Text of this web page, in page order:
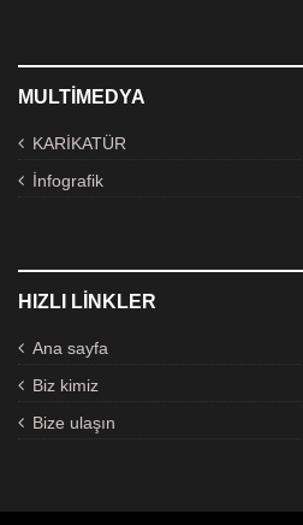
MULTIMEDYA
KARİKATÜR
İnfografik
HIZLI LINKLER
Ana sayfa
Biz kimiz
Bize ulaşın